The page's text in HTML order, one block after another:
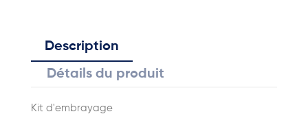
Description
Détails du produit
Kit d'embrayage